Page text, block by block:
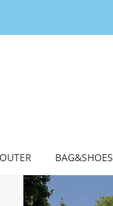
OUTER BAG&SHOES